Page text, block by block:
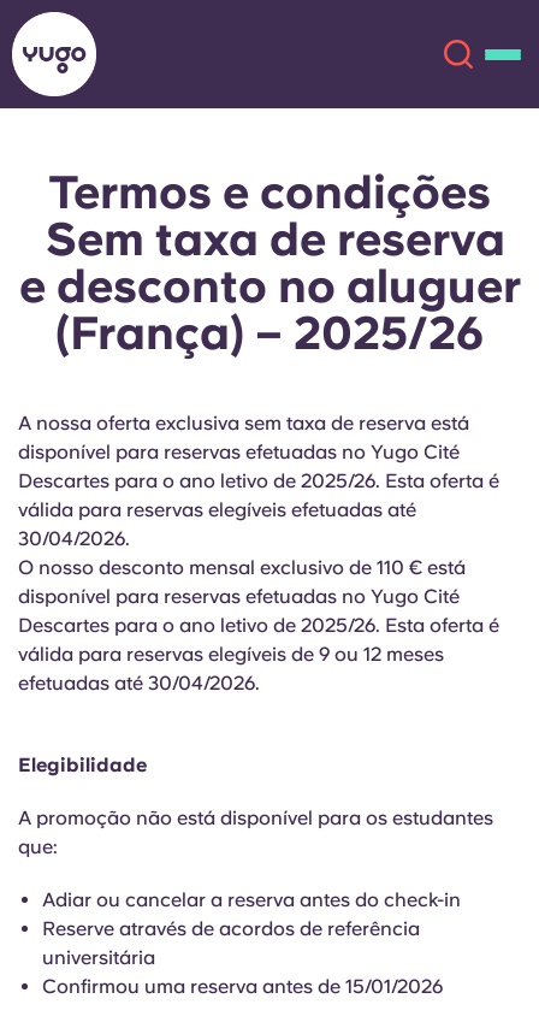
Sobre
Localizações
Mais
Língua
English (US)
Chinese
Català
Selecione um país
Selecione uma cidade
Selecione uma residência
Reservar agora
English (GB)
English (US)
Español
Italian French
Portuguese
Termos e condições
Sem taxa de reserva
e desconto no aluguer
(França) – 2025/26
A nossa oferta exclusiva sem taxa de reserva está
disponível para reservas efetuadas no Yugo Cité
Descartes para o ano letivo de 2025/26. Esta oferta é
válida para reservas elegíveis efetuadas até
30/04/2026.
O nosso desconto mensal exclusivo de 110 € está
disponível para reservas efetuadas no Yugo Cité
Descartes para o ano letivo de 2025/26. Esta oferta é
válida para reservas elegíveis de 9 ou 12 meses
efetuadas até 30/04/2026.
Elegibilidade
A promoção não está disponível para os estudantes
que:
Adiar ou cancelar a reserva antes do check-in
Reserve através de acordos de referência
universitária
Confirmou uma reserva antes de 15/01/2026